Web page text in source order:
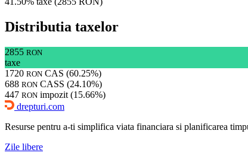
Distributia taxelor
2855 RON
taxe
1720 RON CAS (60.25%)
688 RON CASS (24.10%)
447 RON impozit (15.66%)
drepturi.com
Resurse pentru a-ti simplifica viata financiara si planificarea
Zile libere